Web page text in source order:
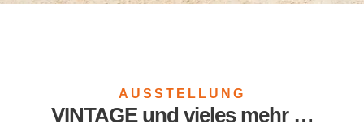
AUSSTELLUNG
VINTAGE und vieles mehr …